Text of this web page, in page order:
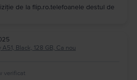
de la flip.ro.telefoanele destul de
Black, 128 GB, Ca nou
verificat